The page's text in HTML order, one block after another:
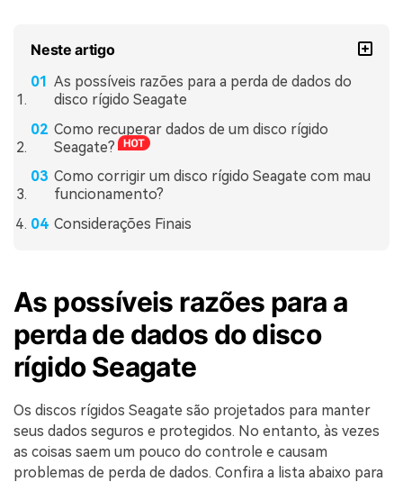
Neste artigo
As possíveis razões para a perda de dados do
disco rígido Seagate
Como recuperar dados de um disco rígido
Seagate?
Como corrigir um disco rígido Seagate com mau
funcionamento?
Considerações Finais
As possíveis razões para a
perda de dados do disco
rígido Seagate
Os discos rígidos Seagate são projetados para manter
seus dados seguros e protegidos. No entanto, às vezes
as coisas saem um pouco do controle e causam
problemas de perda de dados. Confira a lista abaixo para